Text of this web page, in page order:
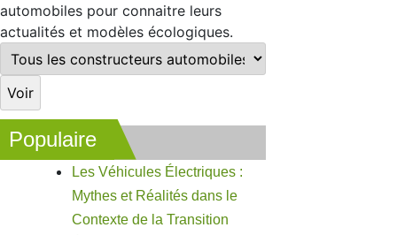
automobiles pour connaitre leurs
actualités et modèles écologiques.
Populaire
Les Véhicules Électriques :
Mythes et Réalités dans le
Contexte de la Transition